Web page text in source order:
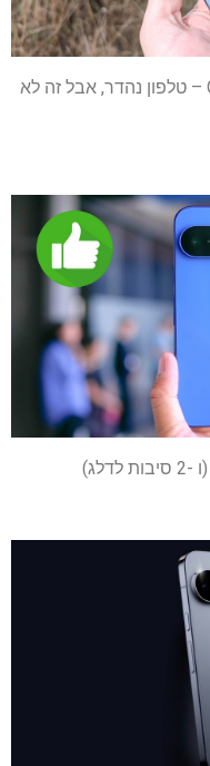
סקירה של Google Pixel 10 Pro – טלפון נהדר, אבל זה לא